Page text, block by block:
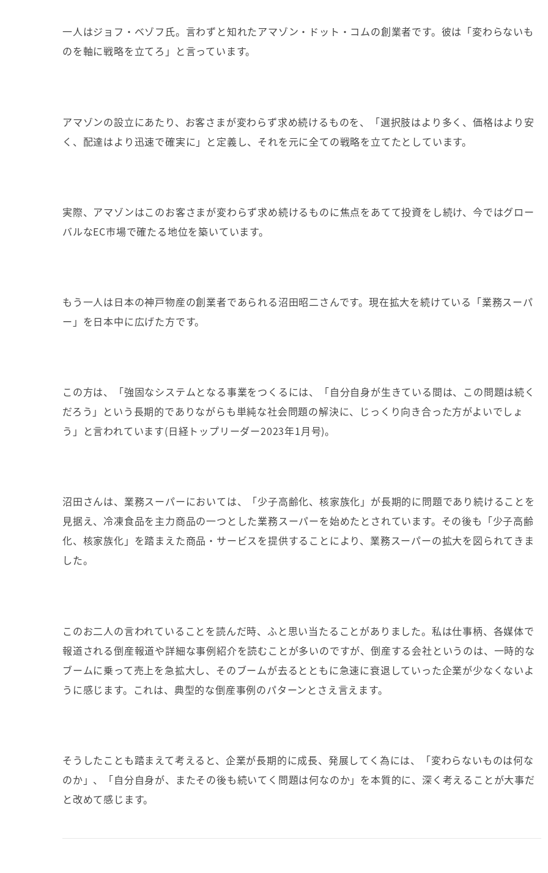
一人はジョフ・ベゾフ氏。言わずと知れたアマゾン・ドット・コムの創業者です。彼は「変わらないも
のを軸に戦略を立てろ」と言っています。
アマゾンの設立にあたり、お客さまが変わらず求め続けるものを、「選択肢はより多く、価格はより安
く、配達はより迅速で確実に」と定義し、それを元に全ての戦略を立てたとしています。
実際、アマゾンはこのお客さまが変わらず求め続けるものに焦点をあてて投資をし続け、今ではグロー
バルなEC市場で確たる地位を築いています。
もう一人は日本の神戸物産の創業者であられる沼田昭二さんです。現在拡大を続けている「業務スーパ
ー」を日本中に広げた方です。
この方は、「強固なシステムとなる事業をつくるには、「自分自身が生きている間は、この問題は続く
だろう」という長期的でありながらも単純な社会問題の解決に、じっくり向き合った方がよいでしょ
う」と言われています(日経トップリーダー2023年1月号)。
沼田さんは、業務スーパーにおいては、「少子高齢化、核家族化」が長期的に問題であり続けることを
見据え、冷凍食品を主力商品の一つとした業務スーパーを始めたとされています。その後も「少子高齢
化、核家族化」を踏まえた商品・サービスを提供することにより、業務スーパーの拡大を図られてきま
した。
このお二人の言われていることを読んだ時、ふと思い当たることがありました。私は仕事柄、各媒体で
報道される倒産報道や詳細な事例紹介を読むことが多いのですが、倒産する会社というのは、一時的な
ブームに乗って売上を急拡大し、そのブームが去るとともに急速に衰退していった企業が少なくないよ
うに感じます。これは、典型的な倒産事例のパターンとさえ言えます。
そうしたことも踏まえて考えると、企業が長期的に成長、発展してく為には、「変わらないものは何な
のか」、「自分自身が、またその後も続いてく問題は何なのか」を本質的に、深く考えることが大事だ
と改めて感じます。